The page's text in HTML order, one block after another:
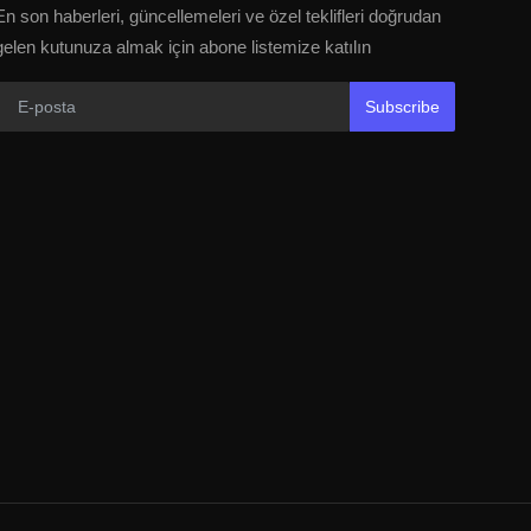
son haberleri, güncellemeleri ve özel teklifleri doğrudan
kutunuza almak için abone listemize katılın
Subscribe